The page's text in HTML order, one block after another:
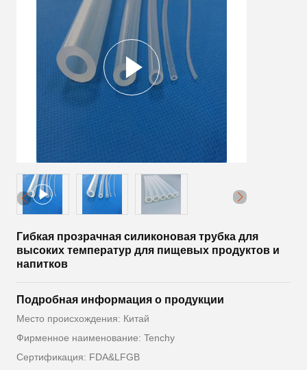
Гибкая прозрачная силиконовая трубка для
высоких температур для пищевых продуктов и
напитков
Подробная информация о продукции
Место происхождения: Китай
Фирменное наименование: Tenchy
Сертификация: FDA&LFGB